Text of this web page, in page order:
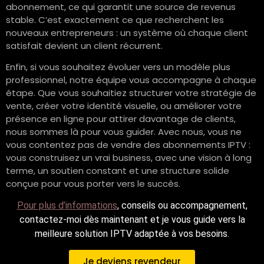
abonnement, ce qui garantit une source de revenus
stable. C’est exactement ce que recherchent les
nouveaux entrepreneurs : un système où chaque client
satisfait devient un client récurrent.
Enfin, si vous souhaitez évoluer vers un modèle plus
professionnel, notre équipe vous accompagne à chaque
étape. Que vous souhaitiez structurer votre stratégie de
vente, créer votre identité visuelle, ou améliorer votre
présence en ligne pour attirer davantage de clients,
nous sommes là pour vous guider. Avec nous, vous ne
vous contentez pas de vendre des abonnements IPTV :
vous construisez un vrai business, avec une vision à long
terme, un soutien constant et une structure solide
conçue pour vous porter vers le succès.
Pour plus d’informations, conseils ou accompagnement,
contactez-moi dès maintenant et je vous guide vers la
meilleure solution IPTV adaptée à vos besoins.
Je deviens revendeur